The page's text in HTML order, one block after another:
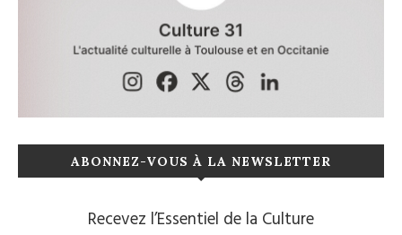
ABONNEZ-VOUS À LA NEWSLETTER
Recevez l’Essentiel de la Culture